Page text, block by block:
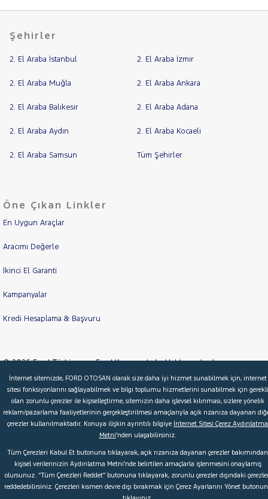
Şehirler
2. El Araba İstanbul 2. El Araba İzmir
2. El Araba Muğla 2. El Araba Ankara
2. El Araba Balıkesir 2. El Araba Adana
2. El Araba Aydın 2. El Araba Kocaeli
2. El Araba Samsun Tüm Şehirler
Öne Çıkan Linkler
En Uygun Araçlar
Aracımı Değerle
İkinci El Garanti
Kampanyalar
Kredi Hesaplama & Başvuru
© 2026 Ford Türkiye Ford Kurumsal Hakkımızda
Şartlar & Kişisel Verilerin Korunması S.S.S. Faydalı Bağlantılar
Çerez Tercihleri
İnternet sitemizde, FORD OTOSAN olarak size daha iyi hizmet sunabilmek için, internet
sitesi fonksiyonlarını sağlayabilmek ve bilgi toplumu hizmetlerini sunabilmek için gerekli
olan zorunlu çerezler ile kişiselleştirme, sitemizin daha işlevsel kılınması, sizlere yönelik
reklam/pazarlama faaliyetlerinin gerçekleştirilmesi amaçlarıyla açık rızanıza dayanan
çerezler kullanılmaktadır. Konuya ilişkin ayrıntılı bilgiye İnternet Sitesi Çerez Aydınlatma
Metni’nden ulaşabilirsiniz.
Tüm Çerezleri Kabul Et butonuna tıklayarak, açık rızanıza dayanan çerezler bakımından
kişisel verilerinizin Aydınlatma Metni’nde belirtilen amaçlarla işlenmesini onaylamış
olursunuz. “Tüm Çerezleri Reddet” butonuna tıklayarak, zorunlu çerezler dışındaki
reddedebilirsiniz. Çerezleri kısmen devre dışı bırakmak için Çerez Ayarlarını Yönet